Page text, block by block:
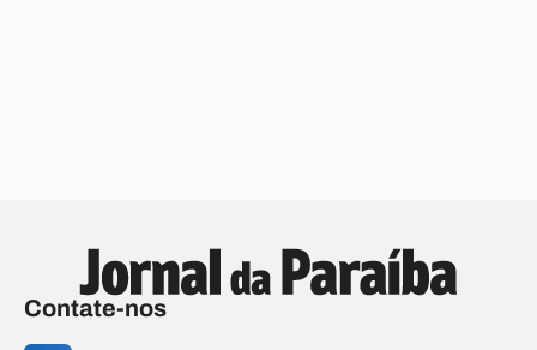
Contate-nos